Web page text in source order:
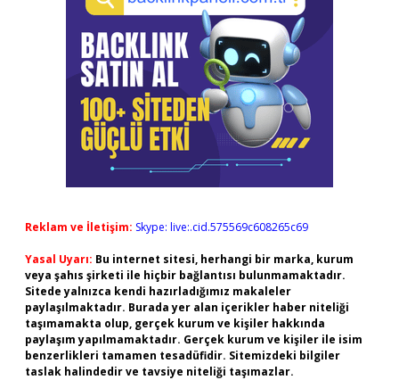
Reklam ve İletişim: Skype: live:.cid.575569c608265c69
Yasal Uyarı: Bu internet sitesi, herhangi bir marka, kurum
veya şahıs şirketi ile hiçbir bağlantısı bulunmamaktadır.
Sitede yalnızca kendi hazırladığımız makaleler
paylaşılmaktadır. Burada yer alan içerikler haber niteliği
taşımamakta olup, gerçek kurum ve kişiler hakkında
paylaşım yapılmamaktadır. Gerçek kurum ve kişiler ile isim
benzerlikleri tamamen tesadüfidir. Sitemizdeki bilgiler
taslak halindedir ve tavsiye niteliği taşımazlar.